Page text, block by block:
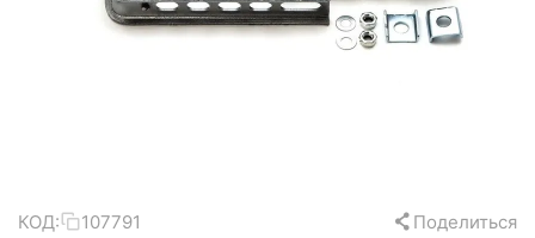
КОД: 107791 Поделиться